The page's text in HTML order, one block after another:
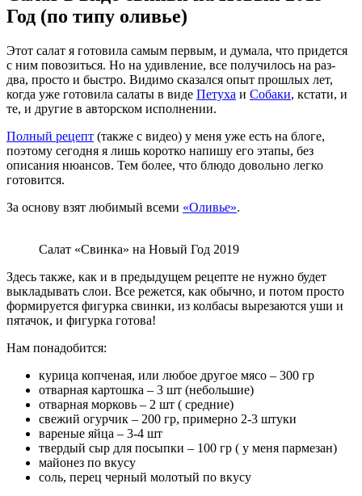
Год (по типу оливье)
Этот салат я готовила самым первым, и думала, что придется
с ним повозиться. Но на удивление, все получилось на раз-
два, просто и быстро. Видимо сказался опыт прошлых лет,
когда уже готовила салаты в виде Петуха и Собаки, кстати, и
те, и другие в авторском исполнении.
Полный рецепт (также с видео) у меня уже есть на блоге,
поэтому сегодня я лишь коротко напишу его этапы, без
описания нюансов. Тем более, что блюдо довольно легко
готовится.
За основу взят любимый всеми «Оливье».
Салат «Свинка» на Новый Год 2019
Здесь также, как и в предыдущем рецепте не нужно будет
выкладывать слои. Все режется, как обычно, и потом просто
формируется фигурка свинки, из колбасы вырезаются уши и
пятачок, и фигурка готова!
Нам понадобится:
курица копченая, или любое другое мясо – 300 гр
отварная картошка – 3 шт (небольшие)
отварная морковь – 2 шт ( средние)
свежий огурчик – 200 гр, примерно 2-3 штуки
вареные яйца – 3-4 шт
твердый сыр для посыпки – 100 гр ( у меня пармезан)
майонез по вкусу
соль, перец черный молотый по вкусу